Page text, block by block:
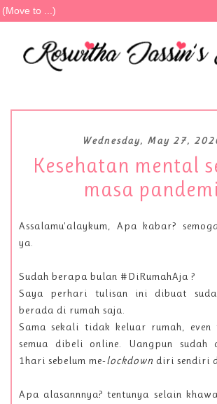
Wednesday, May 27,
Kesehatan mental
masa
Assalamu'alaykum, Apa kabar?
ya.
Sudah berapa bulan #DiRumahAja ?
Saya perhari tulisan ini dibuat
berada di rumah saja.
Sama sekali tidak keluar rumah, even
semua dibeli online. Uangpun sudah
1hari sebelum me-lockdown diri sendiri
Apa alasannnya? tentunya selain